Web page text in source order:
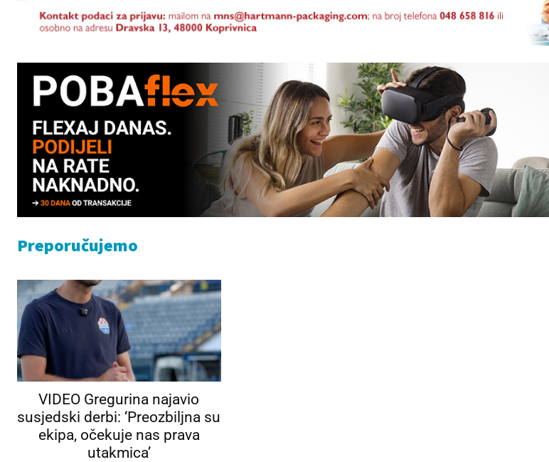
Preporučujemo
VIDEO Gregurina najavio
susjedski derbi: ‘Preozbiljna su
ekipa, očekuje nas prava
utakmica’